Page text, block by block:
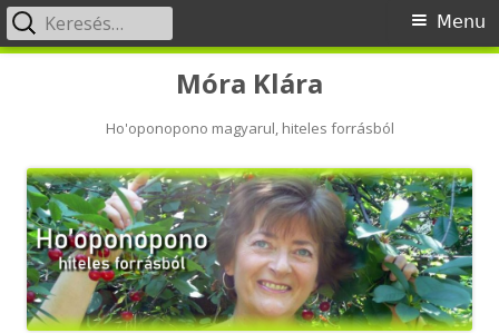
Móra Klára
Ho'oponopono magyarul, hiteles forrásból
Primary
Menu
Keresés: